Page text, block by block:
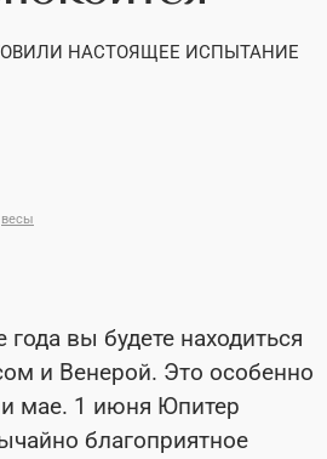
НАСТОЯЩЕЕ ИСПЫТАНИЕ
весы
вы будете находиться
и Венерой. Это особенно
и мае. 1 июня Юпитер
благоприятное